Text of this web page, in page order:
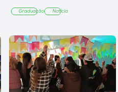
Graduação Notícia